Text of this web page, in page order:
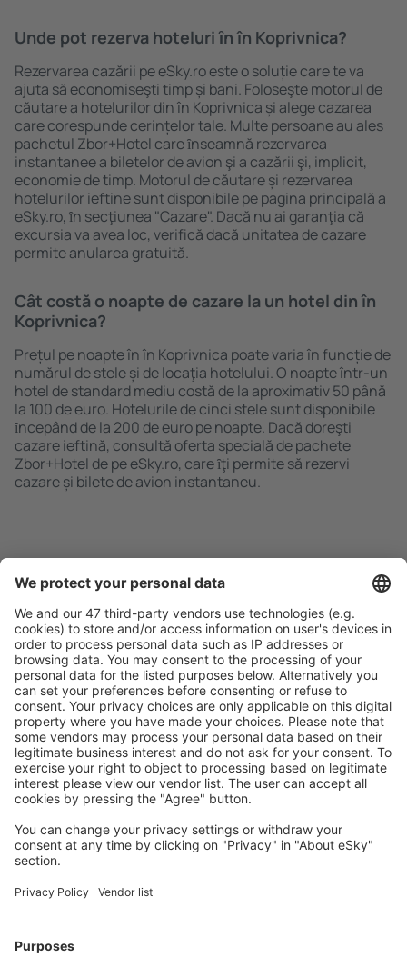
Unde pot rezerva hoteluri ȋn în Koprivnica?
Rezervarea cazării pe eSky.ro este o soluție care te va
ajuta să economiseşti timp și bani. Foloseşte motorul de
căutare a hotelurilor din în Koprivnica și alege cazarea
care corespunde cerințelor tale. Multe persoane au ales
pachetul Zbor+Hotel care ȋnseamnă rezervarea
instantanee a biletelor de avion şi a cazării şi, implicit,
economie de timp. Motorul de căutare și rezervarea
hotelurilor ieftine sunt disponibile pe pagina principală a
eSky.ro, ȋn secţiunea "Cazare". Dacă nu ai garanţia că
excursia va avea loc, verifică dacă unitatea de cazare
permite anularea gratuită.
Cât costă o noapte de cazare la un hotel din în
Koprivnica?
Prețul pe noapte în în Koprivnica poate varia în funcție de
numărul de stele și de locaţia hotelului. O noapte într-un
hotel de standard mediu costă de la aproximativ 50 până
la 100 de euro. Hotelurile de cinci stele sunt disponibile
ȋncepând de la 200 de euro pe noapte. Dacă doreşti
cazare ieftină, consultă oferta specială de pachete
Zbor+Hotel de pe eSky.ro, care ȋţi permite să rezervi
cazare și bilete de avion instantaneu.
Caută rapid şi uşor
Ofertă adaptată aşteptărilor tale.
Planifică ȋn siguranţă
Rezervare fără griji cu opțiune gratuită de anulare.
Economiseşte mai mult
Prețuri atractive și oferte speciale pentru utilizatorii
conectați.
Alege din peste 1,3 mil. de opţiuni: hoteluri, cabane,
apartamente și altele.